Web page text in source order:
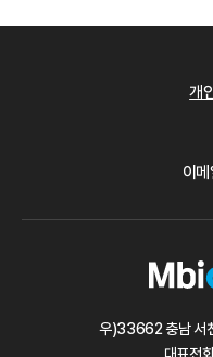
개
이
우)33662 충남 서
대표전